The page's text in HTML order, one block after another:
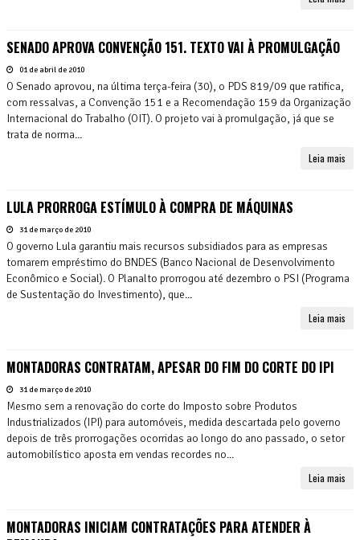
SENADO APROVA CONVENÇÃO 151. TEXTO VAI À PROMULGAÇÃO
01 de abril de 2010
O Senado aprovou, na última terça-feira (30), o PDS 819/09 que ratifica,
com ressalvas, a Convenção 151 e a Recomendação 159 da Organização
Internacional do Trabalho (OIT). O projeto vai à promulgação, já que se
trata de norma...
Leia mais
LULA PRORROGA ESTÍMULO À COMPRA DE MÁQUINAS
31 de março de 2010
O governo Lula garantiu mais recursos subsidiados para as empresas
tomarem empréstimo do BNDES (Banco Nacional de Desenvolvimento
Econômico e Social). O Planalto prorrogou até dezembro o PSI (Programa
de Sustentação do Investimento), que...
Leia mais
MONTADORAS CONTRATAM, APESAR DO FIM DO CORTE DO IPI
31 de março de 2010
Mesmo sem a renovação do corte do Imposto sobre Produtos
Industrializados (IPI) para automóveis, medida descartada pelo governo
depois de três prorrogações ocorridas ao longo do ano passado, o setor
automobilístico aposta em vendas recordes no...
Leia mais
MONTADORAS INICIAM CONTRATAÇÕES PARA ATENDER À